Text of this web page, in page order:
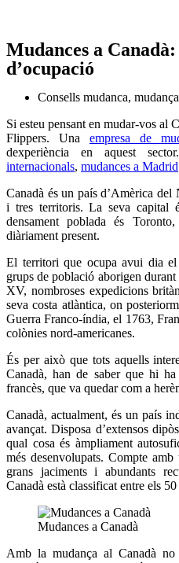
Mudances a
d’ocupació
Consells mudanca,
Si esteu pensant en mudar-vos al
Flippers. Una empresa de
dexperiència en aquest
internacionals, mudances a Madrid
Canadà és un país d’Amèrica
i tres territoris. La seva capital
densament poblada és
diàriament present.
El territori que ocupa avui dia
grups de població aborigen
XV, nombroses expedicions
seva costa atlàntica, on
Guerra Franco-índia, el 1763,
colònies nord-americanes.
És per això que tots aquells
Canadà, han de saber que hi
francès, que va quedar com a
Canadà, actualment, és un país
avançat. Disposa d’extensos
qual cosa és àmpliament
més desenvolupats. Compte
grans jaciments i abundants
Canadà està classificat entre els
Mudances a Canadà
Amb la mudança al Canadà no